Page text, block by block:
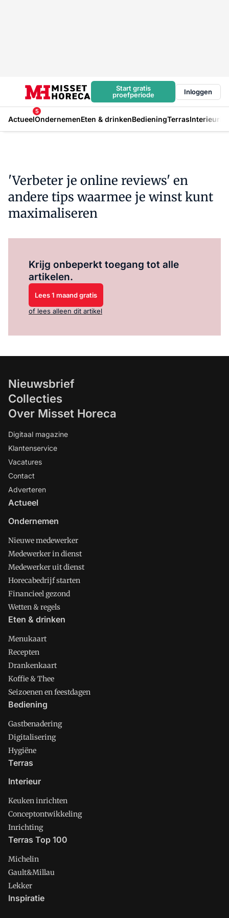
Start gratis
proefperiode
Inloggen
Actueel
5
OndernemenEten & drinkenBedieningTerrasInterieur
'Verbeter je online reviews' en
andere tips waarmee je winst kunt
maximaliseren
Krijg onbeperkt toegang tot alle
artikelen.
Lees 1 maand gratis
of lees alleen dit artikel
Nieuwsbrief
Collecties
Over Misset Horeca
Digitaal magazine
Klantenservice
Vacatures
Contact
Adverteren
Actueel
Ondernemen
Nieuwe medewerker
Medewerker in dienst
Medewerker uit dienst
Horecabedrijf starten
Financieel gezond
Wetten & regels
Eten & drinken
Menukaart
Recepten
Drankenkaart
Koffie & Thee
Seizoenen en feestdagen
Bediening
Gastbenadering
Digitalisering
Hygiëne
Terras
Interieur
Keuken inrichten
Conceptontwikkeling
Inrichting
Terras Top 100
Michelin
Gault&Millau
Lekker
Inspiratie